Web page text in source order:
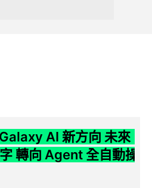
AI 新方向 未來
轉向 Agent 全自動操